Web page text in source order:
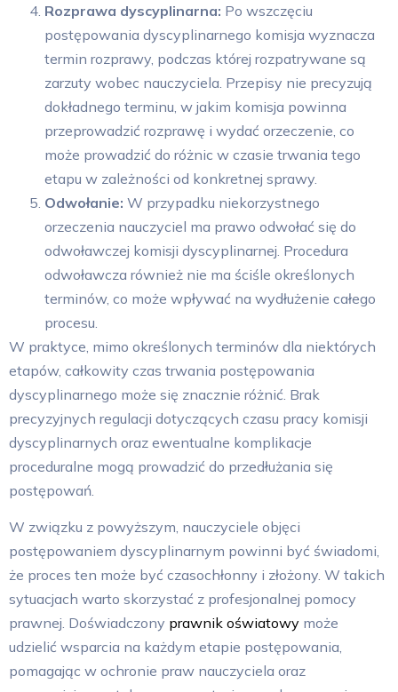
Rozprawa dyscyplinarna: Po wszczęciu
postępowania dyscyplinarnego komisja wyznacza
termin rozprawy, podczas której rozpatrywane są
zarzuty wobec nauczyciela. Przepisy nie precyzują
dokładnego terminu, w jakim komisja powinna
przeprowadzić rozprawę i wydać orzeczenie, co
może prowadzić do różnic w czasie trwania tego
etapu w zależności od konkretnej sprawy.
Odwołanie: W przypadku niekorzystnego
orzeczenia nauczyciel ma prawo odwołać się do
odwoławczej komisji dyscyplinarnej. Procedura
odwoławcza również nie ma ściśle określonych
terminów, co może wpływać na wydłużenie całego
procesu.
W praktyce, mimo określonych terminów dla niektórych
etapów, całkowity czas trwania postępowania
dyscyplinarnego może się znacznie różnić. Brak
precyzyjnych regulacji dotyczących czasu pracy komisji
dyscyplinarnych oraz ewentualne komplikacje
proceduralne mogą prowadzić do przedłużania się
postępowań.
W związku z powyższym, nauczyciele objęci
postępowaniem dyscyplinarnym powinni być świadomi,
że proces ten może być czasochłonny i złożony. W takich
sytuacjach warto skorzystać z profesjonalnej pomocy
prawnej. Doświadczony prawnik oświatowy może
udzielić wsparcia na każdym etapie postępowania,
pomagając w ochronie praw nauczyciela oraz